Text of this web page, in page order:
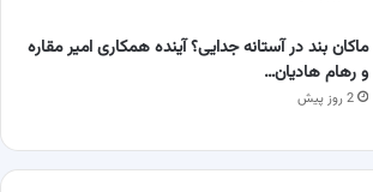
ماکان بند در آستانه جدایی؟ آینده همکاری امیر مقاره
و رهام هادیان…
2 روز پیش